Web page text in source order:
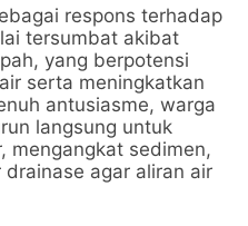
respons terhadap
tersumbat akibat
yang berpotensi
serta meningkatkan
antusiasme, warga
langsung untuk
mengangkat sedimen,
agar aliran air